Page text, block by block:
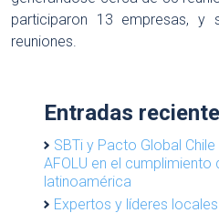
participaron 13 empresas, y
reuniones.
Entradas
SBTi y Pacto Global
AFOLU en el
latinoamérica
Expertos y líderes